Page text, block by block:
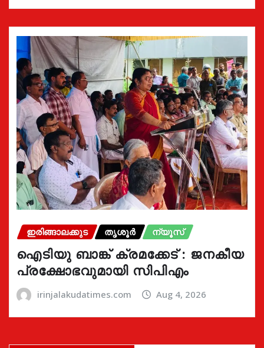
ഇരിങ്ങാലക്കുട തൃശൂർ ന്യൂസ്
ഐടിയു ബാങ്ക് ക്രമക്കേട് : ജനകീയ
പ്രക്ഷോഭവുമായി സിപിഎം
irinjalakudatimes.com Aug 4, 2026